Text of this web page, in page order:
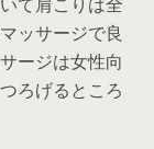
ッサージで良
ージは女性向
ろげるところ